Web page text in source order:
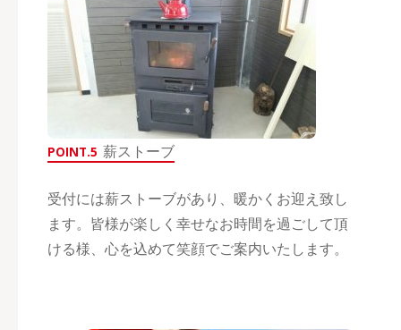
POINT.5 薪ストーブ
受付には薪ストーブがあり、暖かくお迎え致し
ます。皆様が楽しく幸せなお時間を過ごして頂
ける様、心を込めて笑顔でご案内いたします。